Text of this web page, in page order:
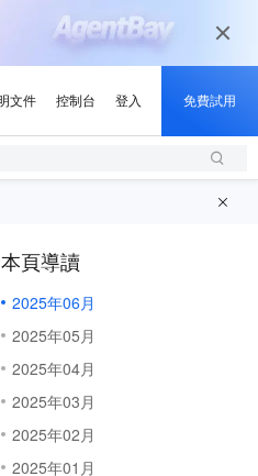
本頁導讀
2025年06月
2025年05月
2025年04月
2025年03月
2025年02月
2025年01月